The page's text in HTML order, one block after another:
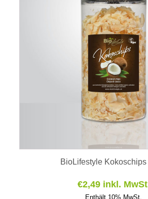
BioLifestyle Kokoschips
€2,49 inkl.
Enthält 10% MwSt.